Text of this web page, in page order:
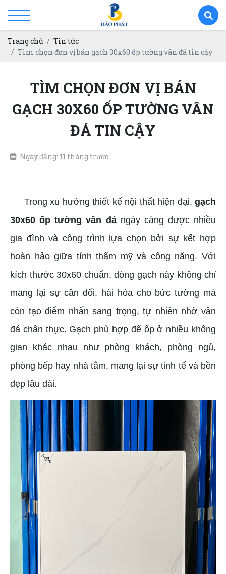
Trang chủ
Tin tức
Tìm chọn đơn vị bán gạch 30x60 ốp tường vân đá tin cậy
TÌM CHỌN ĐƠN VỊ BÁN
GẠCH 30X60 ỐP TƯỜNG VÂN
ĐÁ TIN CẬY
Ngày đăng: 11 tháng trước
Trong xu hướng thiết kế nội thất hiện đại, gạch
30x60 ốp tường vân đángày càng được nhiều
gia đình và công trình lựa chọn bởi sự kết hợp
hoàn hảo giữa tính thẩm mỹ và công năng. Với
kích thước 30x60 chuẩn, dòng gạch này không chỉ
mang lại sự cân đối, hài hòa cho bức tường mà
còn tạo điểm nhấn sang trọng, tự nhiên nhờ vân
đá chân thực. Gạch phù hợp để ốp ở nhiều không
gian khác nhau như phòng khách, phòng ngủ,
phòng bếp hay nhà tắm, mang lại sự tinh tế và bền
đẹp lâu dài.